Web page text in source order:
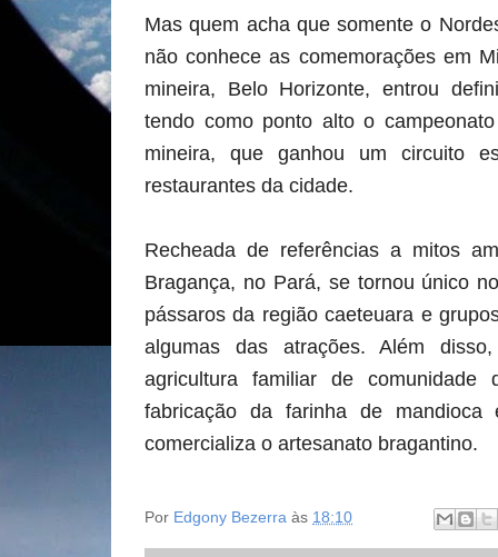
Mas quem acha que somente o
não conhece as comemorações em
mineira, Belo Horizonte, entrou
tendo como ponto alto o
mineira, que ganhou um circuito
restaurantes da cidade.
Recheada de referências a mitos
Bragança, no Pará, se tornou único
pássaros da região caeteuara e
algumas das atrações. Além
agricultura familiar de
fabricação da farinha de
comercializa o artesanato bragantino.
Por Edgony Bezerra às 18:10